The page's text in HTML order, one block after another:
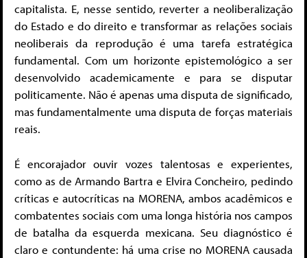
capitalista. E, nesse sentido, reverter a neoliberalização
do Estado e do direito e transformar as relações sociais
neoliberais da reprodução é uma tarefa estratégica
fundamental. Com um horizonte epistemológico a ser
desenvolvido academicamente e para se disputar
politicamente. Não é apenas uma disputa de significado,
mas fundamentalmente uma disputa de forças materiais
reais.
É encorajador ouvir vozes talentosas e experientes,
como as de Armando Bartra e Elvira Concheiro, pedindo
críticas e autocríticas na MORENA, ambos acadêmicos e
combatentes sociais com uma longa história nos campos
de batalha da esquerda mexicana. Seu diagnóstico é
claro e contundente: há uma crise no MORENA causada